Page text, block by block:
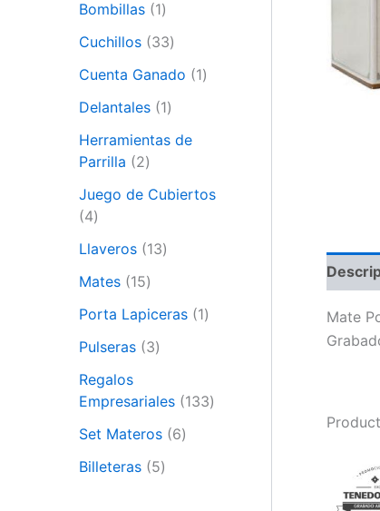
Bombillas 1
Cuchillos 33
Cuenta Ganado 1
Delantales 1
Herramientas de
Parrilla
2
Juego de Cubiertos
4
Llaveros 13
Mates 15
Porta Lapiceras 1
Pulseras 3
Regalos
Empresariales 133
Set Materos 6
Billeteras 5
Mate